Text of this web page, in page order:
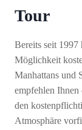
Tour
Bereits seit 1997
Möglichkeit
Manhattans und
empfehlen Ihnen
den
Atmosphäre